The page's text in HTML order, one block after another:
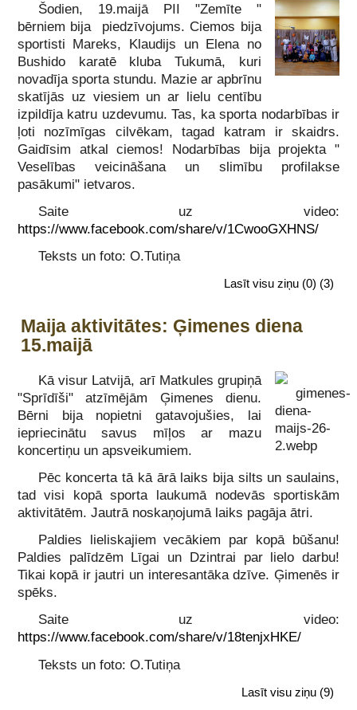
Šodien, 19.maijā PII "Zemīte "
bērniem bija piedzīvojums. Ciemos bija
sportisti Mareks, Klaudijs un Elena no
Bushido karatē kluba Tukumā, kuri
novadīja sporta stundu. Mazie ar apbrīnu
skatījās uz viesiem un ar lielu centību
izpildīja katru uzdevumu. Tas, ka sporta nodarbības ir
ļoti nozīmīgas cilvēkam, tagad katram ir skaidrs.
Gaidīsim atkal ciemos! Nodarbības bija projekta "
Veselības veicināšana un slimību profilakse
pasākumi" ietvaros.
Saite uz video:
https://www.facebook.com/share/v/1CwooGXHNS/
Teksts un foto: O.Tutiņa
Lasīt visu ziņu (0) (3)
Maija aktivitātes: Ģimenes diena
15.maijā
Kā visur Latvijā, arī Matkules grupiņā
"Sprīdīši" atzīmējām Ģimenes dienu.
Bērni bija nopietni gatavojušies, lai
iepriecinātu savus mīļos ar mazu
koncertiņu un apsveikumiem.
Pēc koncerta tā kā ārā laiks bija silts un saulains,
tad visi kopā sporta laukumā nodevās sportiskām
aktivitātēm. Jautrā noskaņojumā laiks pagāja ātri.
Paldies lieliskajiem vecākiem par kopā būšanu!
Paldies palīdzēm Līgai un Dzintrai par lielo darbu!
Tikai kopā ir jautri un interesantāka dzīve. Ģimenēs ir
spēks.
Saite uz video:
https://www.facebook.com/share/v/18tenjxHKE/
Teksts un foto: O.Tutiņa
Lasīt visu ziņu (9)